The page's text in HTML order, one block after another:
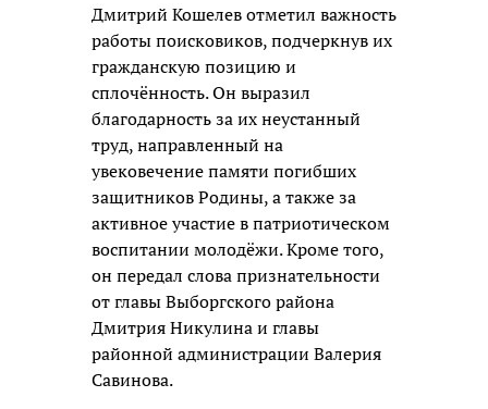
Дмитрий Кошелев отметил важность
работы поисковиков, подчеркнув их
гражданскую позицию и
сплочённость. Он выразил
благодарность за их неустанный
труд, направленный на
увековечение памяти погибших
защитников Родины, а также за
активное участие в патриотическом
воспитании молодёжи. Кроме того,
он передал слова признательности
от главы Выборгского района
Дмитрия Никулина и главы
районной администрации Валерия
Савинова.